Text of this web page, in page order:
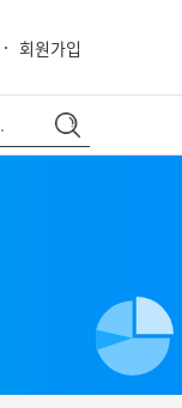
회원가입
close